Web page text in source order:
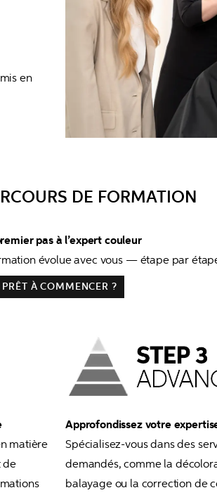
en
DE FORMATION
pas à l’expert couleur
évolue avec vous — étape par
PRÊT À COMMENCER ?
matière
de
Approfondissez votre
Spécialisez-vous dans des
demandés, comme la
balayage ou la correction de